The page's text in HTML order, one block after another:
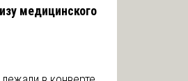
медицинского